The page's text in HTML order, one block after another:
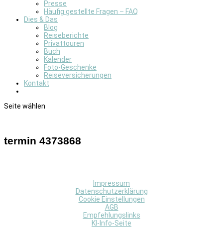
Presse
Häufig gestellte Fragen – FAQ
Dies & Das
Blog
Reiseberichte
Privattouren
Buch
Kalender
Foto-Geschenke
Reiseversicherungen
Kontakt
Seite wählen
termin 4373868
Impressum
Datenschutzerklärung
Cookie Einstellungen
AGB
Empfehlungslinks
KI-Info-Seite